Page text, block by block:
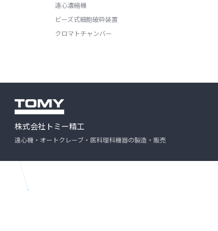
遠心濃縮機
ビーズ式細胞破砕装置
クロマトチャンバー
株式会社トミー精工
遠心機・オートクレーブ・医科理科機器の製造・販売